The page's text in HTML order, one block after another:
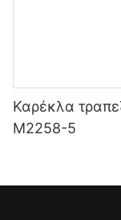
Καρέκλα
M2258-5